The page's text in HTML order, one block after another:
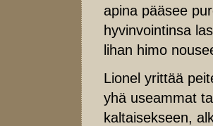
apina pääsee
hyvinvointinsa
lihan himo
Lionel yrittää
yhä useammat
kaltaisekseen,